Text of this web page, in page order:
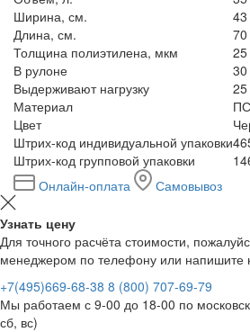
Ширина, см.
43
Длина, см.
70
Толщина полиэтилена, мкм
25
В рулоне
30
Выдерживают нагрузку
25
Материал
Цвет
Штрих-код индивидуальной упаковки
Штрих-код групповой упаковки
Онлайн-оплата
Самовывоз
Узнать цену
Для точного расчёта стоимости,
менеджером по телефону или напишите
+7(495)669-68-38 8 (800) 707-69-79
Мы работаем с 9-00 до 18-00 по
сб, вс)